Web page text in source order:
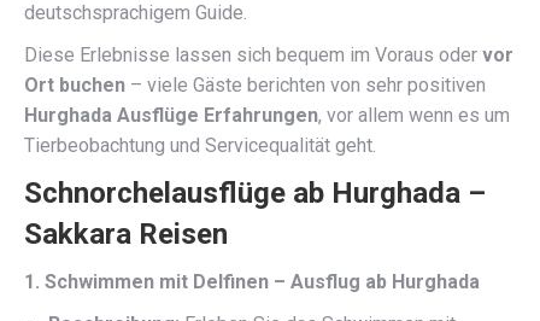
deutschsprachigem Guide.
Diese Erlebnisse lassen sich bequem im Voraus oder vor
Ort buchen – viele Gäste berichten von sehr positiven
Hurghada Ausflüge Erfahrungen, vor allem wenn es um
Tierbeobachtung und Servicequalität geht.
Schnorchelausflüge ab Hurghada –
Sakkara Reisen
1. Schwimmen mit Delfinen – Ausflug ab Hurghada